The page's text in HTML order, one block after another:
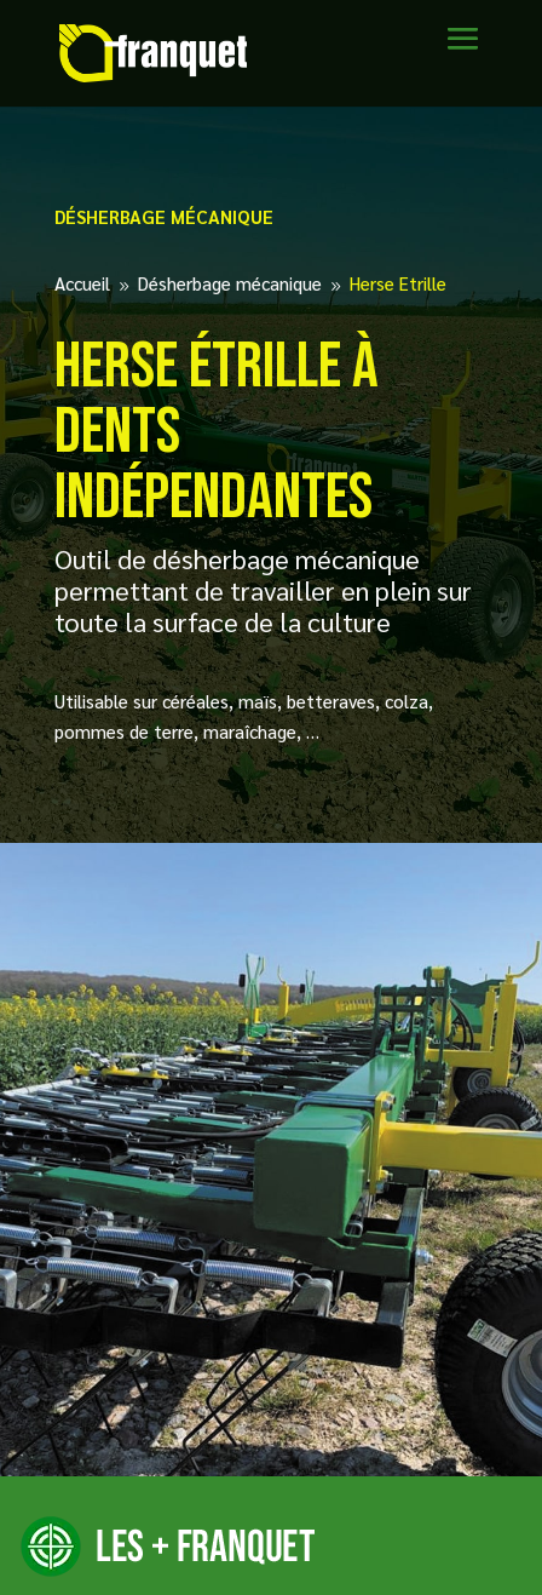
DÉSHERBAGE MÉCANIQUE
Accueil 9 Désherbage mécanique 9 Herse Etrille
Herse Étrille à
dents
indépendantes
Outil de désherbage mécanique
permettant de travailler en plein sur
toute la surface de la culture
Utilisable sur céréales, maïs, betteraves, colza,
pommes de terre, maraîchage, …